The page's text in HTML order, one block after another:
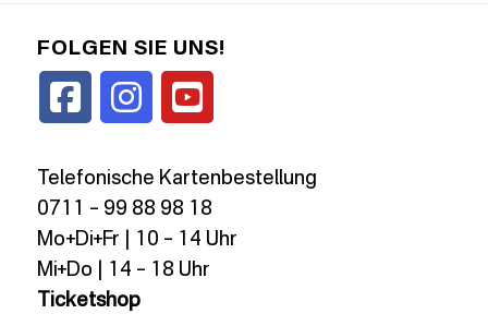
FOLGEN SIE UNS!
Telefonische Kartenbestellung
0711 – 99 88 98 18
Mo+Di+Fr | 10 – 14 Uhr
Mi+Do | 14 – 18 Uhr
Ticketshop